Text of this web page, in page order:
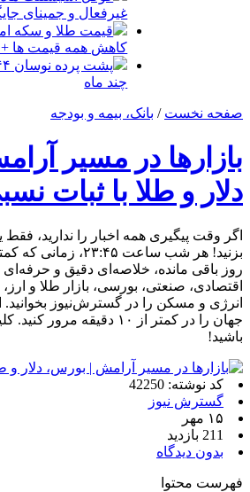
غیرفعال و جمینای
کاهش همه قیمت ها
چند ماه
صفحه نخست / بانک، بیمه و بودجه
بازارها در مسیر
دلار و طلا با ثبات
اگر وقت پیگیری همه اخبار را ندارید، فقط
روز باقی مانده، خلاصه‌ای دقیق و حرفه‌ای
اقتصادی، صنعتی، بورسی، بازار طلا و ارز،
انرژی و مسکن را در گسترش‌نیوز بخوانید.
جهان را در کمتر از ۱۰ دقیقه
باشید!
کد نوشته: 42250
گسترش نیوز
۱۵ مهر
211 بازدید
بدون دیدگاه
فهرست محتوا